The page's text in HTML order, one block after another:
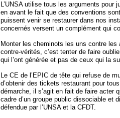
L’UNSA utilise tous les arguments
en avant le fait que des conventions
puissent venir se restaurer dans nos
concernés versent un complément qui
Monter les cheminots les uns contre les
contre-vérités, c’est tenter de faire
qui l’ont générée et pas de ceux qui la
Le CE de l’EPIC de tête qui refuse de
d’obtenir des tickets restaurant pour
démarche, il s’agit en fait de faire acter
cadre d’un groupe public dissociable et
défendue par l’UNSA et la CFDT.